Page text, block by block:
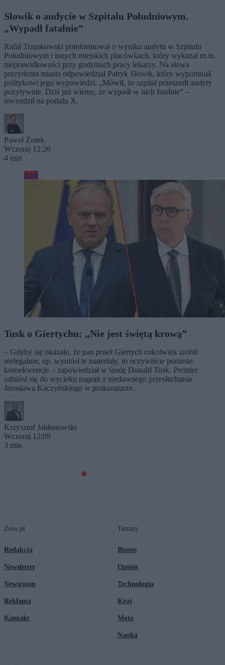
Słowik o audycie w Szpitalu Południowym.
„Wypadł fatalnie”
Rafał Trzaskowski poinformował o wyniku audytu w Szpitalu
Południowym i innych miejskich placówkach, który wykazał m.in.
nieprawidłowości przy godzinach pracy lekarzy. Na słowa
prezydenta miasta odpowiedział Patryk Słowik, który wypomniał
politykowi jego wypowiedzi. „Mówił, że szpital przeszedł audyty
pozytywnie. Dziś już wiemy, że wypadł w nich fatalnie” –
stwierdził na portalu X.
Paweł Żurek
Wczoraj 12:26
4 min
Kraj
Tusk o Giertychu: „Nie jest świętą krową”
– Gdyby się okazało, że pan poseł Giertych cokolwiek zrobił
nielegalnie, np. wyniósł te materiały, to oczywiście poniesie
konsekwencje – zapowiedział w środę Donald Tusk. Premier
odniósł się do wycieku nagrań z niedawnego przesłuchania
Jarosława Kaczyńskiego w prokuraturze.
Krzysztof Jabłonowski
Wczoraj 12:09
3 min
Zero.pl
Redakcja
Newsletter
Newsroom
Reklama
Kontakt
Tematy
Biznes
Opinie
Technologia
Kraj
Moto
Nauka